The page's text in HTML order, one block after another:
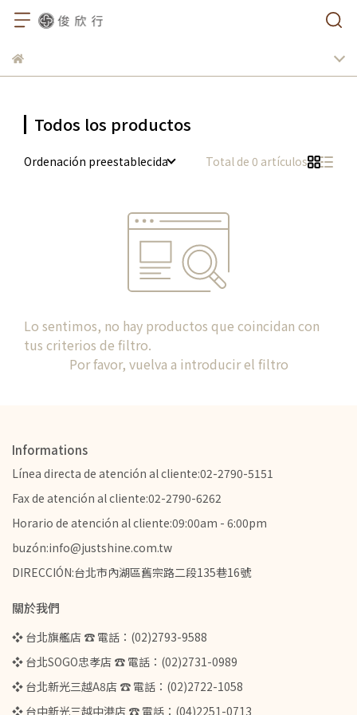
Todos los productos
Ordenación preestablecida Total de 0 artículos
Lo sentimos, no hay productos que coincidan con
tus criterios de filtro.
Por favor, vuelva a introducir el filtro
Informations
Línea directa de atención al cliente:02-2790-5151
Fax de atención al cliente:02-2790-6262
Horario de atención al cliente:09:00am - 6:00pm
buzón:info@justshine.com.tw
DIRECCIÓN:台北市內湖區舊宗路二段135巷16號
關於我們
❖ 台北旗艦店 ☎ 電話：(02)2793-9588
❖ 台北SOGO忠孝店 ☎ 電話：(02)2731-0989
❖ 台北新光三越A8店 ☎ 電話：(02)2722-1058
❖ 台中新光三越中港店 ☎ 電話：(04)2251-0713